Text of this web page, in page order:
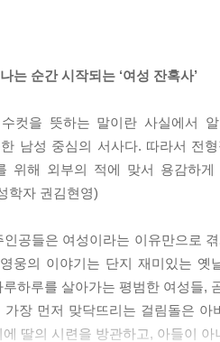
전』에서 아들인 장쇠에게 더 많
족이지만 온전한 가족이 아니고
못 본 척하기도 했다. 과거는 물론
홈 드라마를 보는 시청자들은 주
는 개인은 없다. 가부장제가 생각
맞추어져 있을 뿐, 자기 자신의 자
를 살아가는 우리에게는 가부장제
변덕에 의해 내쳐질 수 있는지를 노
는 순간 시작되는 ‘여성 잔혹사’
수컷을 뜻하는 말이란 사실에서
남성 중심의 서사다. 따라서 전
위해 외부의 적에 맞서 용감하
학자 권김현영)
공들은 여성이라는 이유만으로
웅의 이야기는 단지 재미있는
하루를 살아가는 평범한 여성들,
장 먼저 맞닥뜨리는 걸림돌은 아
에 딸의 시련을 방관하고, 아들이